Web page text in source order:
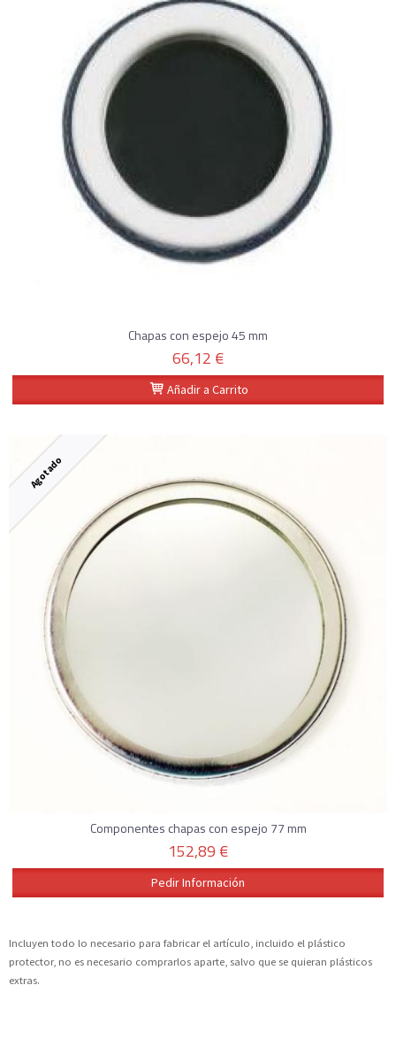
Chapas con espejo 45 mm
66,12 €
Añadir a Carrito
Agotado
Componentes chapas con espejo 77 mm
152,89 €
Pedir Información
Incluyen todo lo necesario para fabricar el artículo, incluido el plástico
protector, no es necesario comprarlos aparte, salvo que se quieran plásticos
extras.